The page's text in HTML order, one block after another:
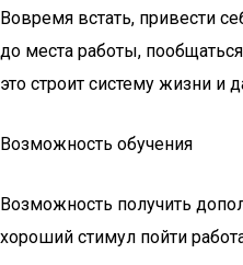
Вовремя встать, привести
до места работы,
это строит систему жизни и
Возможность обучения
Возможность получить
хороший стимул пойти